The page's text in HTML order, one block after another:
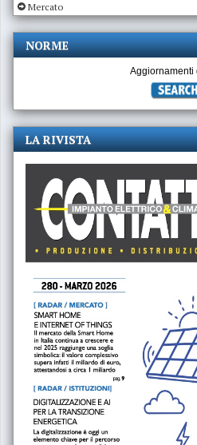
Mercato
NORME
Aggiornamenti
LA RIVISTA